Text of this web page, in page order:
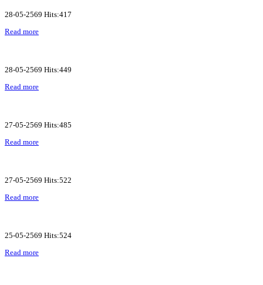
28-05-2569 Hits:417
Read more
28-05-2569 Hits:449
Read more
27-05-2569 Hits:485
Read more
27-05-2569 Hits:522
Read more
25-05-2569 Hits:524
Read more